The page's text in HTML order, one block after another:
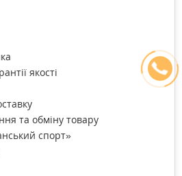
які здатні безконтактно
ціною з доставкою по
в нашому інтернет-магазині
якості
та обміну товару
спорт»